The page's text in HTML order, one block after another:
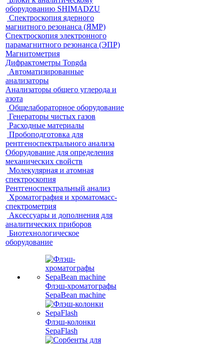
оборудованию SHIMADZU
Спектроскопия ядерного
магнитного резонанса (ЯМР)
Спектроскопия электронного
парамагнитного резонанса (ЭПР)
Магнитометрия
Дифрактометры Tongda
Автоматизированные
анализаторы
Анализаторы общего углерода и
азота
Общелабораторное оборудование
Генераторы чистых газов
Расходные материалы
Пробоподготовка для
рентгеноспектрального анализа
Оборудование для определения
механических свойств
Молекулярная и атомная
спектроскопия
Рентгеноспектральный анализ
Хроматография и хроматомасс-
спектрометрия
Аксессуары и дополнения для
аналитических приборов
Биотехнологическое
оборудование
Флэш-хроматографы
SepaBean machine
Флэш-колонки
SepaFlash